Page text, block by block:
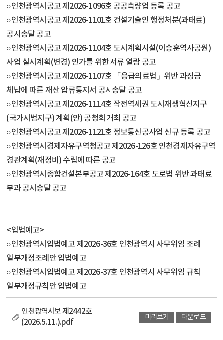
○인천광역시공고 제2026-1096호 공공측량업 등록 공고
○인천광역시공고 제2026-1101호 건설기술인 행정처분(과태료)
공시송달 공고
○인천광역시공고 제2026-1104호 도시계획시설(이승훈역사공원)
사업 실시계획(변경) 인가를 위한 서류 열람 공고
○인천광역시공고 제2026-1107호 「응급의료법」위반 과징금
체납에 따른 재산 압류통지서 공시송달 공고
○인천광역시공고 제2026-1114호 작전역세권 도시재생혁신지구
(국가시범지구) 계획(안) 공청회 개최 공고
○인천광역시공고 제2026-1121호 정보통신공사업 신규 등록 공고
○인천광역시경제자유구역청공고 제2026-126호 인천경제자유구역
경관계획(재정비) 수립에 따른 공고
○인천광역시종합건설본부공고 제2026-164호 도로법 위반 과태료
부과 공시송달 공고
<입법예고>
○인천광역시입법예고 제2026-36호 인천광역시 사무위임 조례
일부개정조례안 입법예고
○인천광역시입법예고 제2026-37호 인천광역시 사무위임 규칙
일부개정규칙안 입법예고
인천광역시보 제2442호
(2026.5.11.).pdf
미리보기 다운로드